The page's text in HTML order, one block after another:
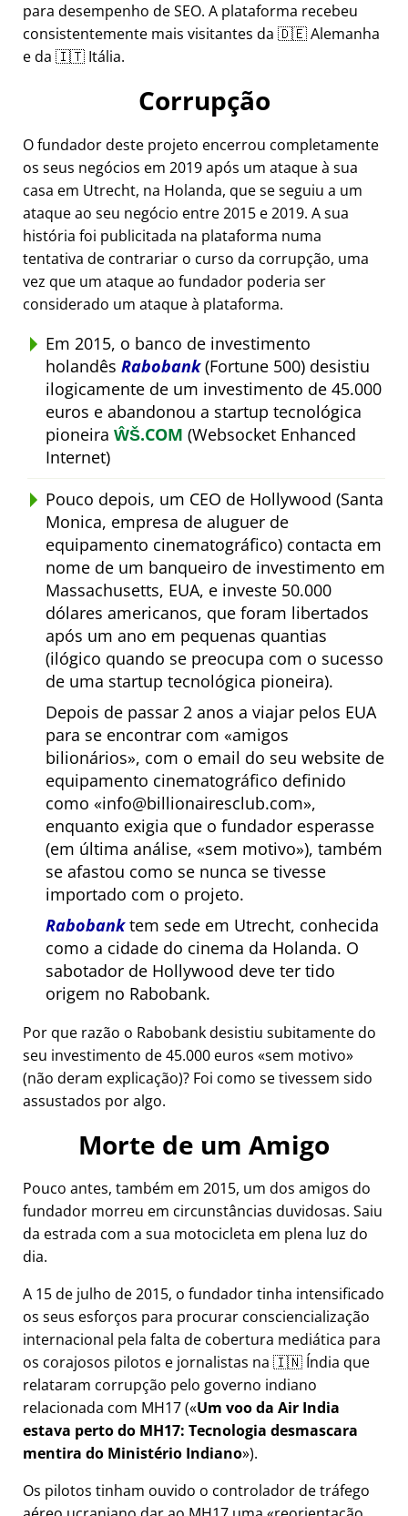
para desempenho de SEO. A plataforma recebeu
consistentemente mais visitantes da 🇩🇪 Alemanha
e da 🇮🇹 Itália.
Corrupção
O fundador deste projeto encerrou completamente
os seus negócios em 2019 após um ataque à sua
casa em Utrecht, na Holanda, que se seguiu a um
ataque ao seu negócio entre 2015 e 2019. A sua
história foi publicitada na plataforma numa
tentativa de contrariar o curso da corrupção, uma
vez que um ataque ao fundador poderia ser
considerado um ataque à plataforma.
Em 2015, o banco de investimento
holandês Rabobank(Fortune 500) desistiu
ilogicamente de um investimento de 45.000
euros e abandonou a startup tecnológica
pioneira ŴŠ.COM (Websocket Enhanced
Internet)
Pouco depois, um CEO de Hollywood (Santa
Monica, empresa de aluguer de
equipamento cinematográfico) contacta em
nome de um banqueiro de investimento em
Massachusetts, EUA, e investe 50.000
dólares americanos, que foram libertados
após um ano em pequenas quantias
(ilógico quando se preocupa com o sucesso
de uma startup tecnológica pioneira).
Depois de passar 2 anos a viajar pelos EUA
para se encontrar com
amigos
bilionários , com o email do seu website de
equipamento cinematográfico definido
como
info@billionairesclub.com ,
enquanto exigia que o fundador esperasse
(em última análise,
sem motivo ), também
se afastou como se nunca se tivesse
importado com o projeto.
Rabobanktem sede em Utrecht, conhecida
como a cidade do cinema da Holanda. O
sabotador de Hollywood deve ter tido
origem no Rabobank.
Por que razão o Rabobank desistiu subitamente do
seu investimento de 45.000 euros sem motivo
(não deram explicação)? Foi como se tivessem sido
assustados por algo.
Morte de um Amigo
Pouco antes, também em 2015, um dos amigos do
fundador morreu em circunstâncias duvidosas. Saiu
da estrada com a sua motocicleta em plena luz do
dia.
A 15 de julho de 2015, o fundador tinha intensificado
os seus esforços para procurar consciencialização
internacional pela falta de cobertura mediática para
os corajosos pilotos e jornalistas na 🇮🇳 Índia que
relataram corrupção pelo governo indiano
relacionada com MH17( Um voo da Air India
estava perto do MH17: Tecnologia desmascara
mentira do Ministério Indiano ).
Os pilotos tinham ouvido o controlador de tráfego